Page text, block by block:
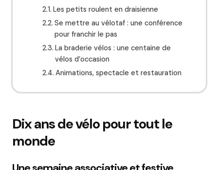
Les petits roulent en draisienne
Se mettre au vélotaf : une conférence
pour franchir le pas
La braderie vélos : une centaine de
vélos d’occasion
Animations, spectacle et restauration
Dix ans de vélo pour tout le
monde